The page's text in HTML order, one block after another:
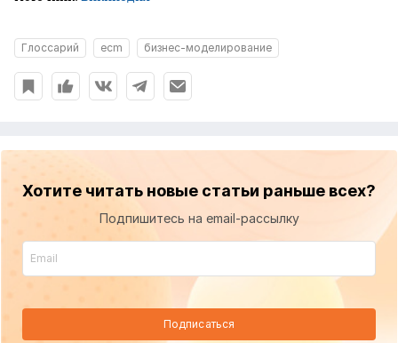
Глоссарий ecm бизнес-моделирование
Хотите читать новые статьи раньше всех?
Подпишитесь на email-рассылку
Подписаться